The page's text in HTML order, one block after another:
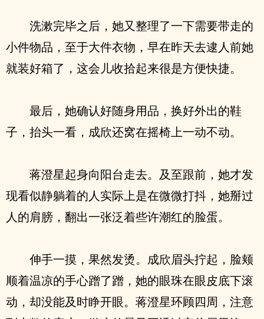
洗漱完毕之后，她又整理了一下需要带走的
小件物品，至于大件衣物，早在昨天去逮人前她
就装好箱了，这会儿收拾起来很是方便快捷。
最后，她确认好随身用品，换好外出的鞋
子，抬头一看，成欣还窝在摇椅上一动不动。
蒋澄星起身向阳台走去。及至跟前，她才发
现看似静躺着的人实际上是在微微打抖，她掰过
人的肩膀，翻出一张泛着些许潮红的脸蛋。
伸手一摸，果然发烫。成欣眉头拧起，脸颊
顺着温凉的手心蹭了蹭，她的眼珠在眼皮底下滚
动，却没能及时睁开眼。蒋澄星环顾四周，注意